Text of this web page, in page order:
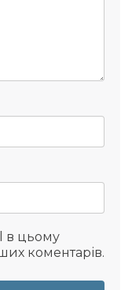
в цьому
коментарів.